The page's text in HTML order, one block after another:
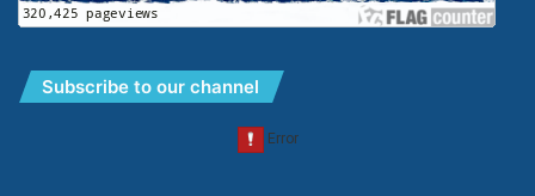
Subscribe to our channel